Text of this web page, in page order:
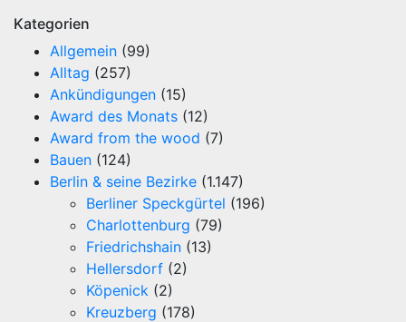
Kategorien
Allgemein (99)
Alltag (257)
Ankündigungen (15)
Award des Monats (12)
Award from the wood (7)
Bauen (124)
Berlin & seine Bezirke (1.147)
Berliner Speckgürtel (196)
Charlottenburg (79)
Friedrichshain (13)
Hellersdorf (2)
Köpenick (2)
Kreuzberg (178)